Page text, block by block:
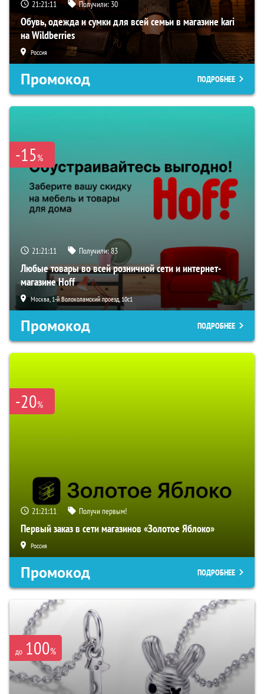
21:21:10 Получили: 30
Обувь, одежда и сумки для всей семьи в магазине kari
на Wildberries
Россия
Промокод ПОДРОБНЕЕ
-15%
21:21:10 Получили:83
Любые товары во всей розничной сети и интернет-
магазине Hoff
Москва, 1-й Волоколамский проезд, 10с1
Промокод ПОДРОБНЕЕ
-20%
21:21:10 Получи первым!
Первый заказ в сети магазинов «Золотое Яблоко»
Россия
Промокод ПОДРОБНЕЕ
до 100%